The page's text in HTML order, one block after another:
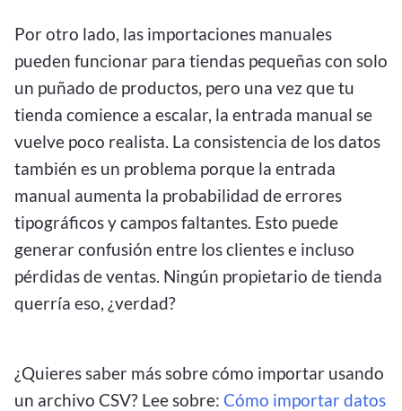
Por otro lado, las importaciones manuales
pueden funcionar para tiendas pequeñas con solo
un puñado de productos, pero una vez que tu
tienda comience a escalar, la entrada manual se
vuelve poco realista. La consistencia de los datos
también es un problema porque la entrada
manual aumenta la probabilidad de errores
tipográficos y campos faltantes. Esto puede
generar confusión entre los clientes e incluso
pérdidas de ventas. Ningún propietario de tienda
querría eso, ¿verdad?
¿Quieres saber más sobre cómo importar usando
un archivo CSV? Lee sobre: Cómo importar datos